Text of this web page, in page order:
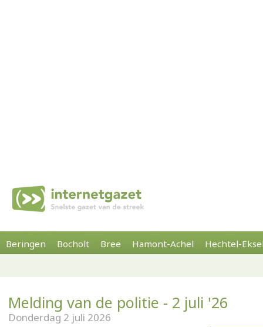
Beringen Bocholt Bree Hamont-Achel Hechtel-
Melding van de politie - 2 juli '26
Donderdag 2 juli 2026